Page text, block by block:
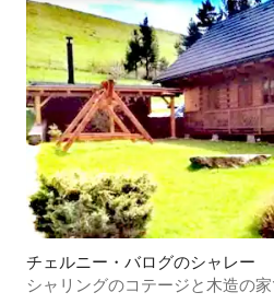
チェルニー・バログのシャレー
シャリングのコテージと木造の